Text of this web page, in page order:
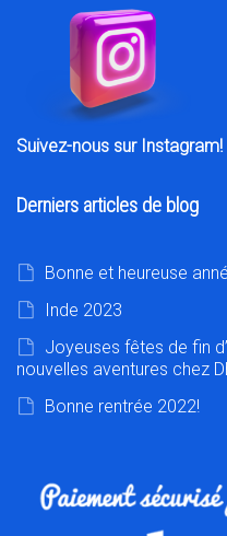
Suivez-nous sur Instagram!
Derniers articles de blog
Bonne et heureuse
Inde 2023
Joyeuses fêtes de fin
nouvelles aventures chez
Bonne rentrée 2022!